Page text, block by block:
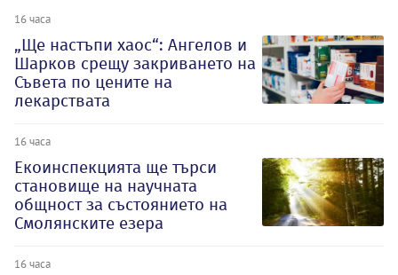
16 часа
„Ще настъпи хаос“: Ангелов и
Шарков срещу закриването на
Съвета по цените на
лекарствата
16 часа
Екоинспекцията ще търси
становище на научната
общност за състоянието на
Смолянските езера
16 часа